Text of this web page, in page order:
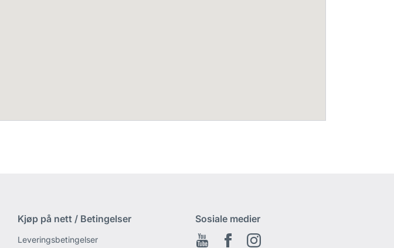
Kjøp på nett / Betingelser
Leveringsbetingelser
Sosiale medier
Youtube FacebookInstagram